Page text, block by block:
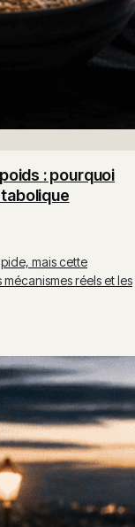
: pourquoi
mais cette
réels et les